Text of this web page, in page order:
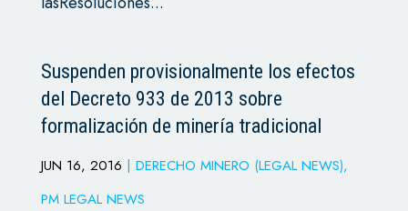
Suspenden provisionalmente los efectos
del Decreto 933 de 2013 sobre
formalización de minería tradicional
JUN 16, 2016 | DERECHO MINERO (LEGAL NEWS),
PM LEGAL NEWS